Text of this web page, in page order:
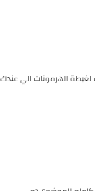
الهرمونات الي عندك